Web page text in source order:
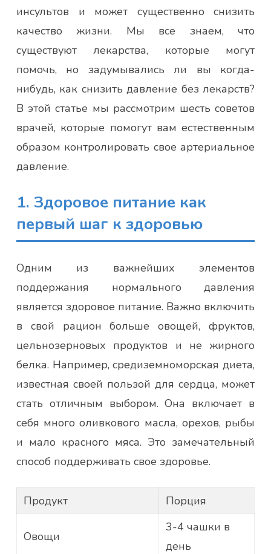
инсультов и может существенно снизить
качество жизни. Мы все знаем, что
существуют лекарства, которые могут
помочь, но задумывались ли вы когда-
нибудь, как снизить давление без лекарств?
В этой статье мы рассмотрим шесть советов
врачей, которые помогут вам естественным
образом контролировать свое артериальное
давление.
1. Здоровое питание как
первый шаг к здоровью
Одним из важнейших элементов
поддержания нормального давления
является здоровое питание. Важно включить
в свой рацион больше овощей, фруктов,
цельнозерновых продуктов и не жирного
белка. Например, средиземноморская диета,
известная своей пользой для сердца, может
стать отличным выбором. Она включает в
себя много оливкового масла, орехов, рыбы
и мало красного мяса. Это замечательный
способ поддерживать свое здоровье.
Продукт Порция
Овощи
3-4 чашки в
день